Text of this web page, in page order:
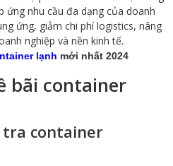
ứng nhu cầu đa dạng của doanh
ứng, giảm chi phí logistics, nâng
nghiệp và nền kinh tế.
lạnh mới nhất 2024
bãi container
tra container